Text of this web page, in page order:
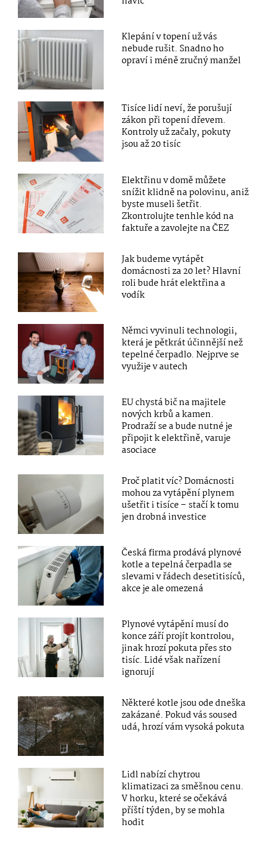
Klepání v topení už vás
nebude rušit. Snadno ho
opraví i méně zručný manžel
Tisíce lidí neví, že porušují
zákon při topení dřevem.
Kontroly už začaly, pokuty
jsou až 20 tisíc
Elektřinu v domě můžete
snížit klidně na polovinu, aniž
byste museli šetřit.
Zkontrolujte tenhle kód na
faktuře a zavolejte na ČEZ
Jak budeme vytápět
domácnosti za 20 let? Hlavní
roli bude hrát elektřina a
vodík
Němci vyvinuli technologii,
která je pětkrát účinnější než
tepelné čerpadlo. Nejprve se
využije v autech
EU chystá bič na majitele
nových krbů a kamen.
Prodraží se a bude nutné je
připojit k elektřině, varuje
asociace
Proč platit víc? Domácnosti
mohou za vytápění plynem
ušetřit i tisíce – stačí k tomu
jen drobná investice
Česká firma prodává plynové
kotle a tepelná čerpadla se
slevami v řádech desetitisíců,
akce je ale omezená
Plynové vytápění musí do
konce září projít kontrolou,
jinak hrozí pokuta přes sto
tisíc. Lidé však nařízení
ignorují
Některé kotle jsou ode dneška
zakázané. Pokud vás soused
udá, hrozí vám vysoká pokuta
Lidl nabízí chytrou
klimatizaci za směšnou cenu.
V horku, které se očekává
příští týden, by se mohla
hodit